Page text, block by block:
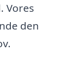
Vores
den